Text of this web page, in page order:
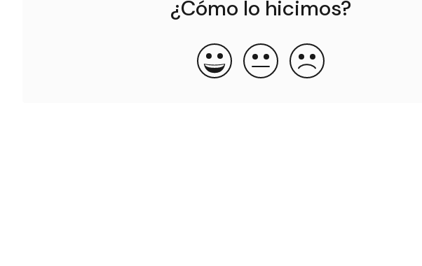
¿Cómo lo hicimos?